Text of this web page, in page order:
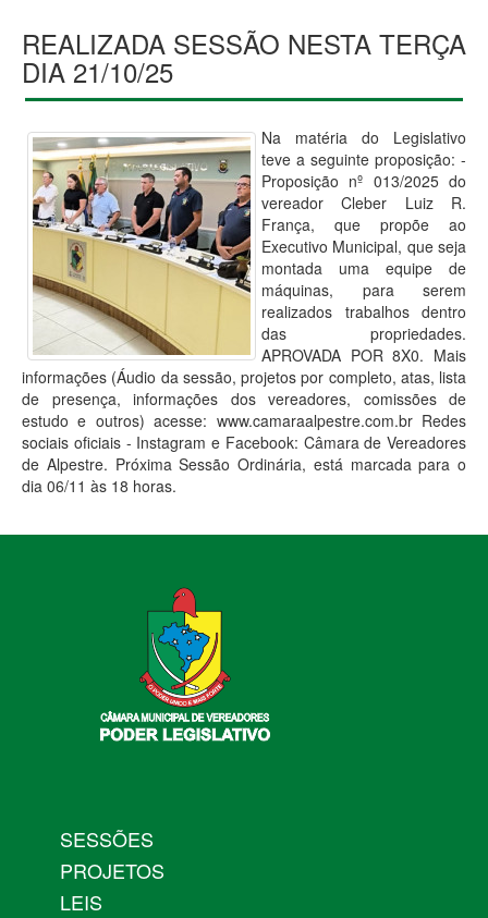
REALIZADA SESSÃO NESTA TERÇA
DIA 21/10/25
Na matéria do Legislativo
teve a seguinte proposição: -
Proposição nº 013/2025 do
vereador Cleber Luiz R.
França, que propõe ao
Executivo Municipal, que seja
montada uma equipe de
máquinas, para serem
realizados trabalhos dentro
das propriedades.
APROVADA POR 8X0. Mais
informações (Áudio da sessão, projetos por completo, atas, lista
de presença, informações dos vereadores, comissões de
estudo e outros) acesse: www.camaraalpestre.com.br Redes
sociais oficiais - Instagram e Facebook: Câmara de Vereadores
de Alpestre. Próxima Sessão Ordinária, está marcada para o
dia 06/11 às 18 horas.
SESSÕES
PROJETOS
LEIS